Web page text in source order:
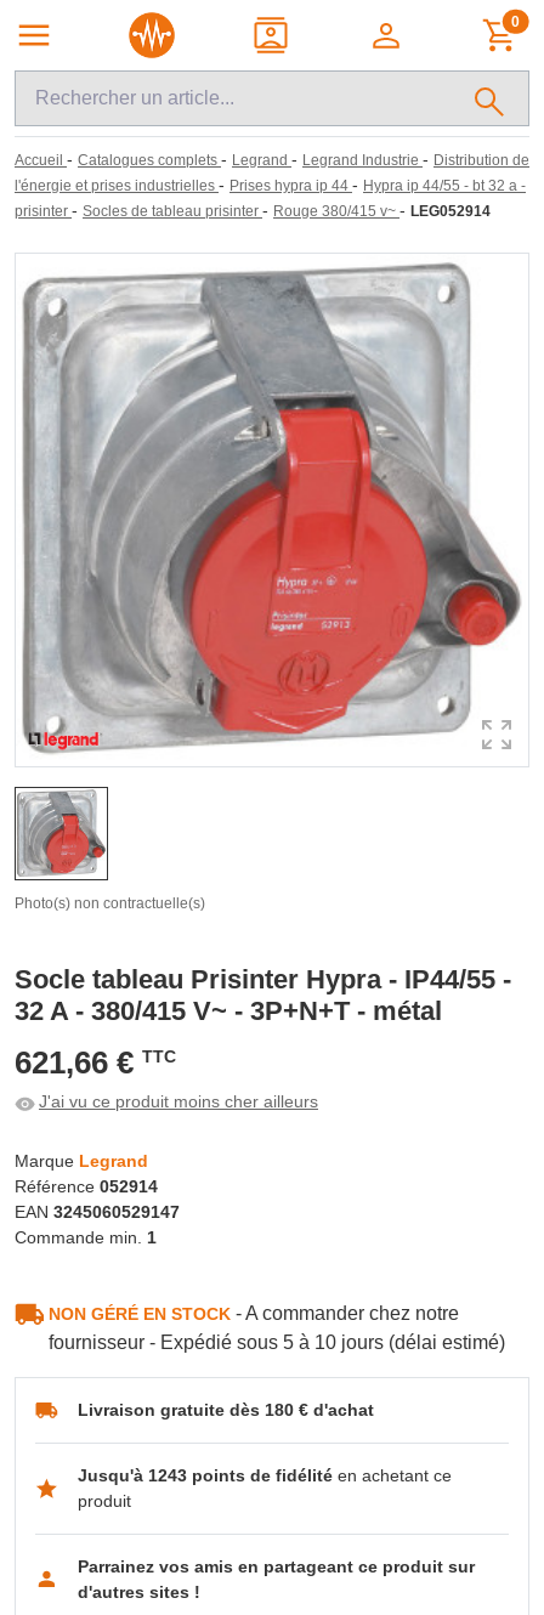
0
Accueil - Catalogues complets - Legrand - Legrand Industrie - Distribution de
l'énergie et prises industrielles - Prises hypra ip 44 - Hypra ip 44/55 - bt 32 a -
prisinter - Socles de tableau prisinter - Rouge 380/415 v~ - LEG052914
Photo(s) non contractuelle(s)
Socle tableau Prisinter Hypra - IP44/55 -
32 A - 380/415 V~ - 3P+N+T - métal
621,66 € TTC
J'ai vu ce produit moins cher ailleurs
Marque Legrand
Référence 052914
EAN 3245060529147
Commande min. 1
NON GÉRÉ EN STOCK- A commander chez notre
fournisseur - Expédié sous 5 à 10 jours (délai estimé)
Livraison gratuite dès 180 € d'achat
Jusqu'à 1243 points de fidélitéen achetant ce
produit
Parrainez vos amis en partageant ce produit sur
d'autres sites !